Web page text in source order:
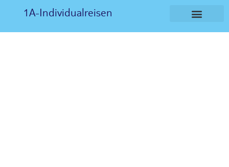
1A-Individualreisen